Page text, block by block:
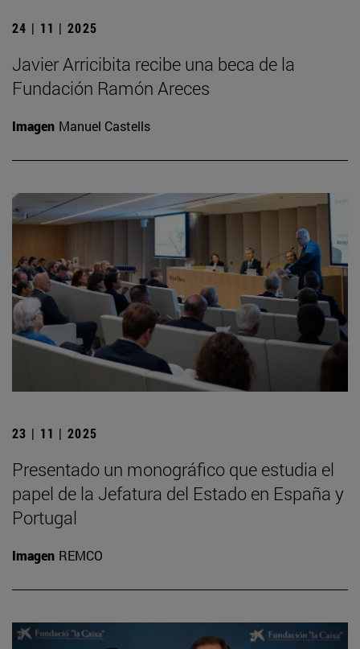
24 | 11 | 2025
Javier Arricibita recibe una beca de la
Fundación Ramón Areces
Imagen Manuel Castells
23 | 11 | 2025
Presentado un monográfico que estudia el
papel de la Jefatura del Estado en España y
Portugal
Imagen REMCO